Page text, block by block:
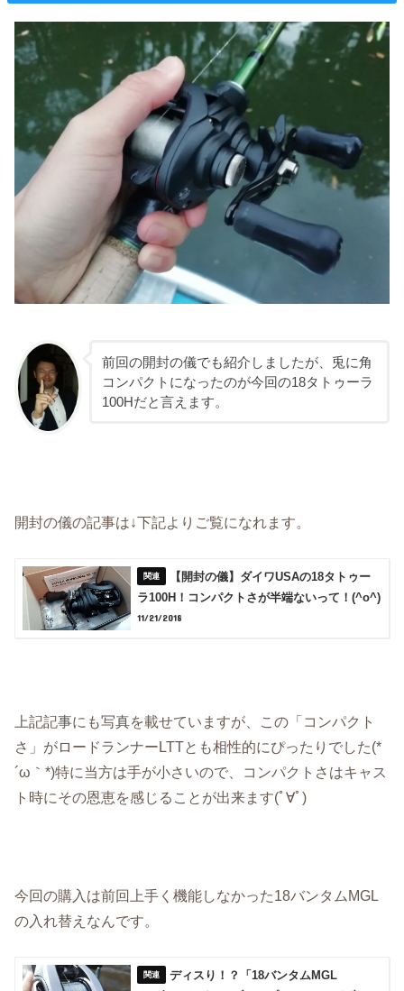
前回の開封の儀でも紹介しましたが、兎に角
コンパクトになったのが今回の18タトゥーラ
100Hだと言えます。
開封の儀の記事は↓下記よりご覧になれます。
【開封の儀】ダイワUSAの18タトゥー
ラ100H！コンパクトさが半端ないって！(^o^)
11/21/2018
上記記事にも写真を載せていますが、この「コンパクト
さ」がロードランナーLTTとも相性的にぴったりでした(*
´ω｀*)特に当方は手が小さいので、コンパクトさはキャス
ト時にその恩恵を感じることが出来ます(ﾟ∀ﾟ)
今回の購入は前回上手く機能しなかった18バンタムMGL
の入れ替えなんです。
ディスり！？「18バンタムMGL